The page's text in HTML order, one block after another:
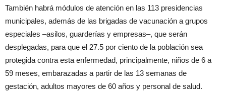
También habrá módulos de atención en las 113 presidencias
municipales, además de las brigadas de vacunación a grupos
especiales –asilos, guarderías y empresas–, que serán
desplegadas, para que el 27.5 por ciento de la población sea
protegida contra esta enfermedad, principalmente, niños de 6 a
59 meses, embarazadas a partir de las 13 semanas de
gestación, adultos mayores de 60 años y personal de salud.